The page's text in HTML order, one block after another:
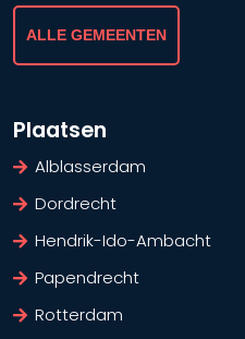
ALLE GEMEENTEN
Plaatsen
Alblasserdam
Dordrecht
Hendrik-Ido-Ambacht
Papendrecht
Rotterdam